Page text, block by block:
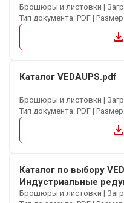
Брошюры и листовки |
Тип документа: PDF |
file_download
Каталог VEDAUPS.pdf
Брошюры и листовки |
Тип документа: PDF |
file_download
Каталог по выбору
Индустриальные
Брошюры и листовки |